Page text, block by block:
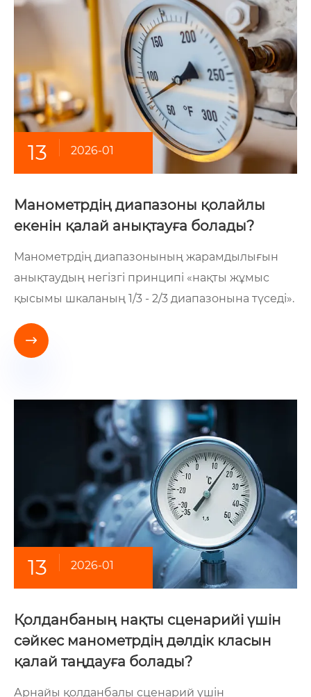
13 2026-01
Манометрдің диапазоны қолайлы
екенін қалай анықтауға болады?
Манометрдің диапазонының жарамдылығын
анықтаудың негізгі принципі «нақты жұмыс
қысымы шкаланың 1/3 - 2/3 диапазонына түседі».

13 2026-01
Қолданбаның нақты сценарийі үшін
сәйкес манометрдің дәлдік класын
қалай таңдауға болады?
Арнайы қолданбалы сценарий үшін